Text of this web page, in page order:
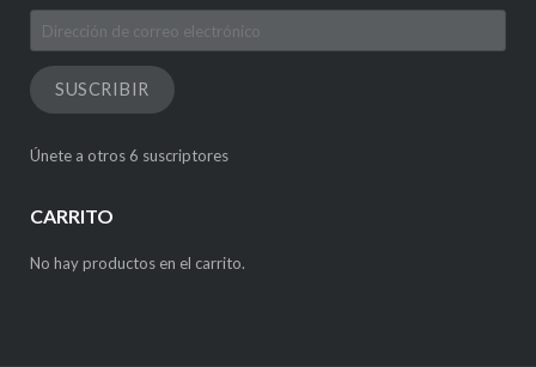
Dirección
de
correo
electrónico
SUSCRIBIR
Únete a otros 6 suscriptores
CARRITO
No hay productos en el carrito.